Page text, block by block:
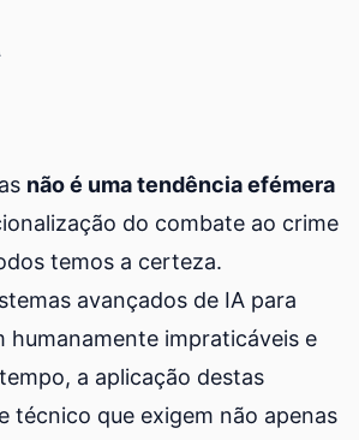
não é uma tendência efémera
do combate ao crime
temos a certeza.
avançados de IA para
humanamente impraticáveis e
a aplicação destas
técnico que exigem não apenas